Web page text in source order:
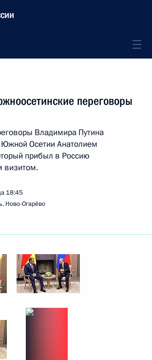
переговоры
Владимира Путина
Осетии Анатолием
прибыл в Россию
визитом.
18:45
Ново-Огарёво